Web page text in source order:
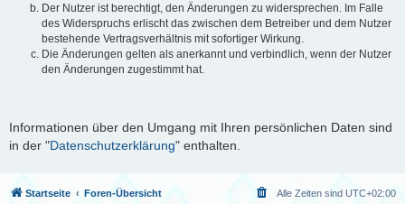
Der Nutzer ist berechtigt, den Änderungen zu widersprechen. Im Falle
des Widerspruchs erlischt das zwischen dem Betreiber und dem Nutzer
bestehende Vertragsverhältnis mit sofortiger Wirkung.
Die Änderungen gelten als anerkannt und verbindlich, wenn der Nutzer
den Änderungen zugestimmt hat.
Informationen über den Umgang mit Ihren persönlichen Daten sind
in der "Datenschutzerklärung" enthalten.
Startseite Foren-Übersicht Alle Zeiten sind UTC+02:00